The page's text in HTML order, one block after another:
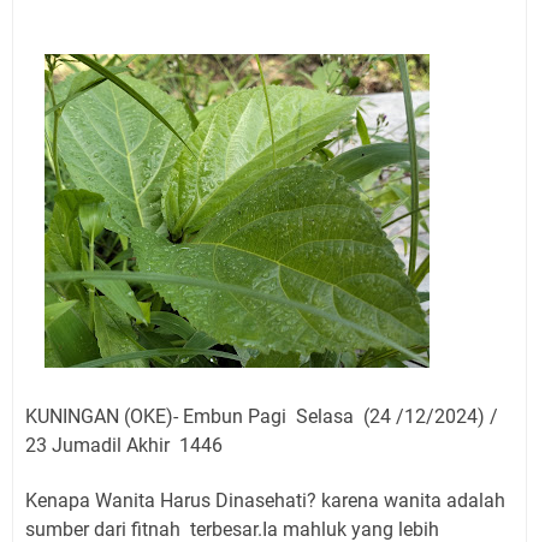
Polres Kuningan dan PAM Tirta Kamuning Salurakan
12 Ribu Liter
Uniku Jadi Tuan Rumah Pendampingan Penyusunan
Dokumen SPMI
Sudahkah Kita Merdeka Dari Hawa Nafsu?
Info Sembako di Pasar Kepuh Kuningan Kamis 6
Agustus 2026, Daging Naik, Telur Turun
Agenda Kegiatan Bupati Kuningan Jumat 7 Agustus
2026 Ada Tiga, Tapi yang Bakal Dihadiri Hanya Satu
Ini Empat Lokasi Samsat Keliling Kuningan Jumat 7
Agustus 2026
KUNINGAN (OKE)- Embun Pagi Selasa (24 /12/2024) /
23 Jumadil Akhir 1446
Kenapa Wanita Harus Dinasehati? karena wanita adalah
sumber dari fitnah terbesar.Ia mahluk yang lebih